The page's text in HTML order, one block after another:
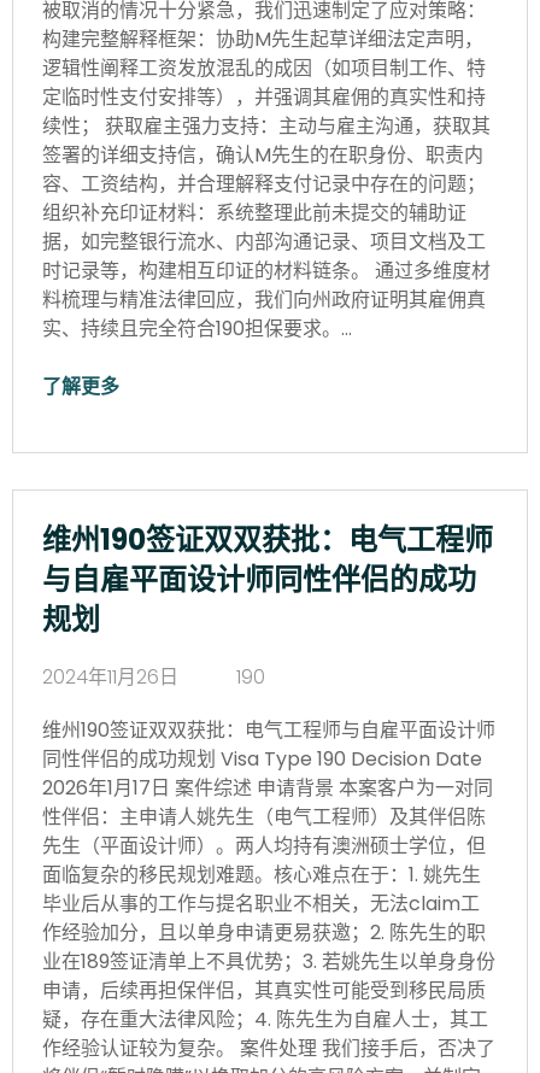
被取消的情况十分紧急，我们迅速制定了应对策略：
构建完整解释框架：协助M先生起草详细法定声明，
逻辑性阐释工资发放混乱的成因（如项目制工作、特
定临时性支付安排等），并强调其雇佣的真实性和持
续性； 获取雇主强力支持：主动与雇主沟通，获取其
签署的详细支持信，确认M先生的在职身份、职责内
容、工资结构，并合理解释支付记录中存在的问题；
组织补充印证材料：系统整理此前未提交的辅助证
据，如完整银行流水、内部沟通记录、项目文档及工
时记录等，构建相互印证的材料链条。 通过多维度材
料梳理与精准法律回应，我们向州政府证明其雇佣真
实、持续且完全符合190担保要求。…
了解更多
维州190签证双双获批：电气工程师
与自雇平面设计师同性伴侣的成功
规划
2024年11月26日
190
维州190签证双双获批：电气工程师与自雇平面设计师
同性伴侣的成功规划 Visa Type 190 Decision Date
2026年1月17日 案件综述 申请背景 本案客户为一对同
性伴侣：主申请人姚先生（电气工程师）及其伴侣陈
先生（平面设计师）。两人均持有澳洲硕士学位，但
面临复杂的移民规划难题。核心难点在于：1. 姚先生
毕业后从事的工作与提名职业不相关，无法claim工
作经验加分，且以单身申请更易获邀；2. 陈先生的职
业在189签证清单上不具优势；3. 若姚先生以单身身份
申请，后续再担保伴侣，其真实性可能受到移民局质
疑，存在重大法律风险；4. 陈先生为自雇人士，其工
作经验认证较为复杂。 案件处理 我们接手后，否决了